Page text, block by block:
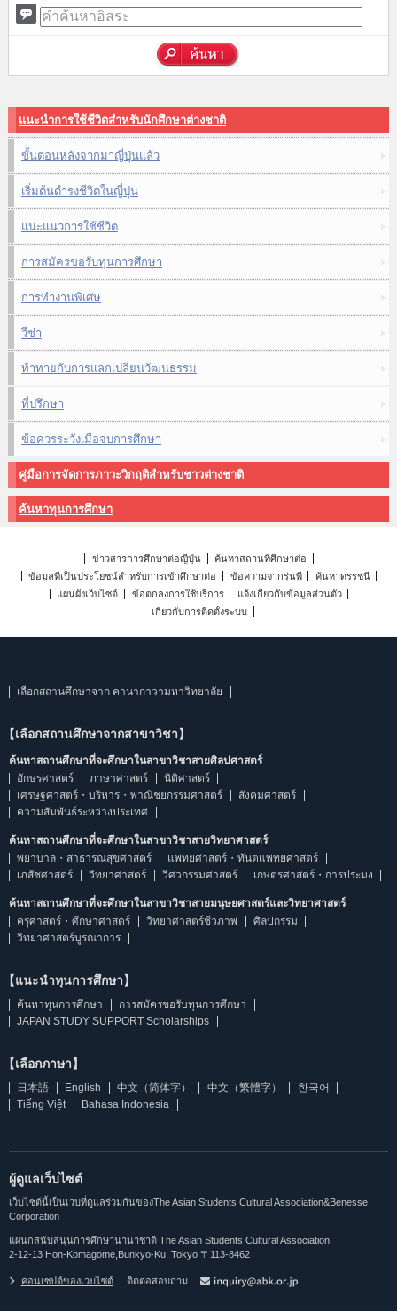
แนะนำการใช้ชีวิตสำหรับนักศึกษาต่างชาติ
ขั้นตอนหลังจากมาญี่ปุ่นแล้ว
เริ่มต้นดำรงชีวิตในญี่ปุ่น
แนะแนวการใช้ชีวิต
การสมัครขอรับทุนการศึกษา
การทำงานพิเศษ
วีซ่า
ท้าทายกับการแลกเปลี่ยนวัฒนธรรม
ที่ปรึกษา
ข้อควรระวังเมื่อจบการศึกษา
คู่มือการจัดการภาวะวิกฤติสำหรับชาวต่างชาติ
ค้นหาทุนการศึกษา
ข่าวสารการศึกษาต่อญี่ปุ่น
ค้นหาสถานที่ศึกษาต่อ
ข้อมูลที่เป็นประโยชน์สำหรับการเข้าศึกษาต่อ
ข้อความจากรุ่นพี่
ค้นหาดรรชนี
แผนผังเว็บไซต์
ข้อตกลงการใช้บริการ
แจ้งเกี่ยวกับข้อมูลส่วนตัว
เกี่ยวกับการติดตั้งระบบ
เลือกสถานศึกษาจาก คานากาวามหาวิทยาลัย
【เลือกสถานศึกษาจากสาขาวิชา】
ค้นหาสถานศึกษาที่จะศึกษาในสาขาวิชาสายศิลปศาสตร์
อักษรศาสตร์
ภาษาศาสตร์
นิติศาสตร์
เศรษฐศาสตร์・บริหาร・พาณิชยกรรมศาสตร์
สังคมศาสตร์
ความสัมพันธ์ระหว่างประเทศ
ค้นหาสถานศึกษาที่จะศึกษาในสาขาวิชาสายวิทยาศาสตร์
พยาบาล・สาธารณสุขศาสตร์
แพทยศาสตร์・ทันตแพทยศาสตร์
เภสัชศาสตร์
วิทยาศาสตร์ วิศวกรรมศาสตร์ เกษตรศาสตร์・การประมง
ค้นหาสถานศึกษาที่จะศึกษาในสาขาวิชาสายมนุษยศาสตร์และวิทยาศาสตร์
ครุศาสตร์・ศึกษาศาสตร์
วิทยาศาสตร์ชีวภาพ
ศิลปกรรม
วิทยาศาสตร์บูรณาการ
【แนะนำทุนการศึกษา】
ค้นหาทุนการศึกษา
การสมัครขอรับทุนการศึกษา
JAPAN STUDY SUPPORT Scholarships
【เลือกภาษา】
日本語 English 中文（简体字） 中文（繁體字）
한국어
Tiếng Việt
Bahasa Indonesia
ผู้ดูแลเว็บไซต์
เว็บไซต์นี้เป็นเวบที่ดูแลร่วมกันของThe Asian Students Cultural Association&Benesse
Corporation
แผนกสนับสนุนการศึกษานานาชาติ The Asian Students Cultural Association
2-12-13 Hon-Komagome,Bunkyo-Ku, Tokyo 〒113-8462
คอนเซปต์ของเวบไซต์ ติดต่อสอบถาม